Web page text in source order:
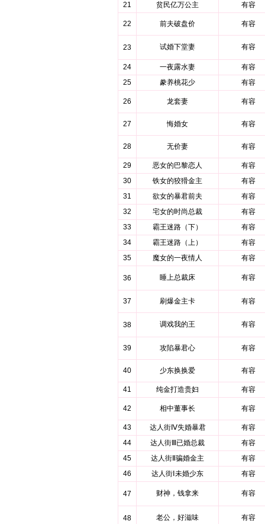
21 贫民亿万公主 有容
22 前夫破盘价 有容
23 试婚下堂妻 有容
24 一夜露水妻
有容
25
豢养桃花少 有容
26 龙套妻 有容
27 悔婚女 有容
28 无价妻 有容
29 恶女的巴黎恋人
有容
30
铁女的狡猾金主
有容
31
欲女的暴君前夫
有容
32
宅女的时尚总裁
有容
33
霸王迷路（下）
有容
34
霸王迷路（上）
有容
35
魔女的一夜情人 有容
36 睡上总裁床 有容
37 刷爆金主卡 有容
38 调戏我的王 有容
39 攻陷暴君心 有容
40 少东换换爱 有容
41 纯金打造贵妇 有容
42 相中董事长 有容
43 达人街Ⅳ失婚暴君
有容
44
达人街Ⅲ已婚总裁
有容
45
达人街Ⅱ骗婚金主
有容
46
达人街Ⅰ未婚少东 有容
47 财神，钱拿来 有容
48 老公，好滋味 有容